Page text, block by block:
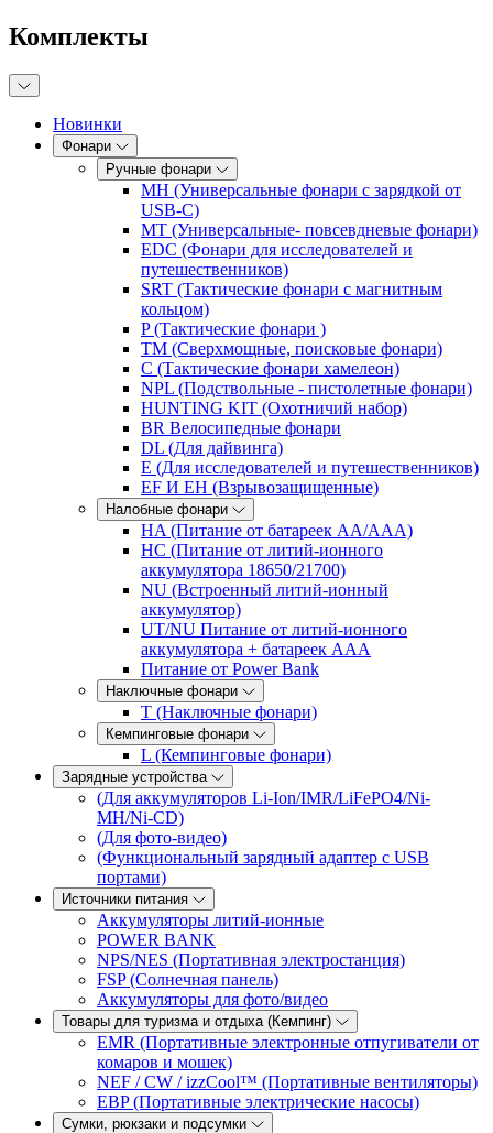
Комплекты
Новинки
Фонари
Ручные фонари
MH (Универсальные фонари с зарядкой от
USB-C)
MT (Универсальные- повсевдневые фонари)
EDC (Фонари для исследователей и
путешественников)
SRT (Тактические фонари с магнитным
кольцом)
P (Тактические фонари )
TM (Сверхмощные, поисковые фонари)
C (Тактические фонари хамелеон)
NPL (Подствольные - пистолетные фонари)
HUNTING KIT (Охотничий набор)
BR Велосипедные фонари
DL (Для дайвинга)
E (Для исследователей и путешественников)
EF И EH (Взрывозащищенные)
Налобные фонари
HA (Питание от батареек AA/AAA)
HC (Питание от литий-ионного
аккумулятора 18650/21700)
NU (Встроенный литий-ионный
аккумулятор)
UT/NU Питание от литий-ионного
аккумулятора + батареек AAA
Питание от Power Bank
Наключные фонари
T (Наключные фонари)
Кемпинговые фонари
L (Кемпинговые фонари)
Зарядные устройства
(Для аккумуляторов Li-Ion/IMR/LiFePO4/Ni-
MH/Ni-CD)
(Для фото-видео)
(Функциональный зарядный адаптер с USB
портами)
Источники питания
Аккумуляторы литий-ионные
POWER BANK
NPS/NES (Портативная электростанция)
FSP (Солнечная панель)
Аккумуляторы для фото/видео
Товары для туризма и отдыха (Кемпинг)
EMR (Портативные электронные отпугиватели от
комаров и мошек)
NEF / CW / izzCool™ (Портативные вентиляторы)
EBP (Портативные электрические насосы)
Сумки, рюкзаки и подсумки